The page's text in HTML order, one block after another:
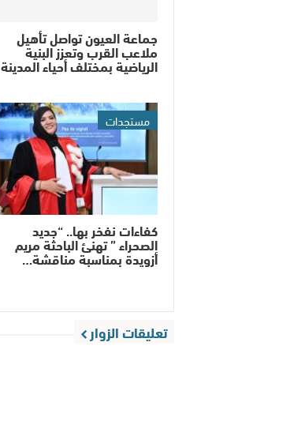
جماعة العيون تواصل تأهيل
ملاعب القرب وتعزز البنية
الرياضية بمختلف أحياء المدينة
مستجدات
كفاءات نفخر بها.. “جديد
الصحراء ” تهنئ الباحثة مريم
أزويدة بمناسبة مناقشة…
تعليقات الزوار